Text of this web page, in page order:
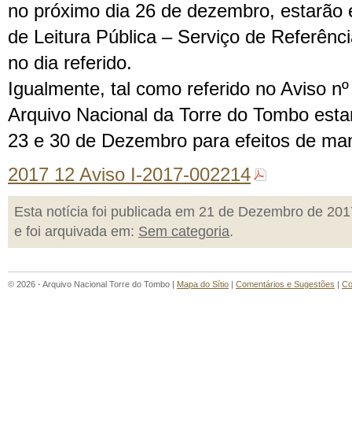
no próximo dia 26 de dezembro, estarão
de Leitura Pública – Serviço de
no dia referido.
Igualmente, tal como referido no Aviso
Arquivo Nacional da Torre do Tombo
23 e 30 de Dezembro para efeitos de
2017 12 Aviso I-2017-002214
Esta notícia foi publicada em 21 de Dezembro de
e foi arquivada em: Sem categoria.
© 2026 - Arquivo Nacional Torre do Tombo | Mapa do Sítio | Comentários e Sugestões |